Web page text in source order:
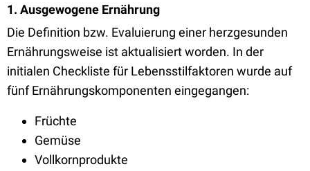
1. Ausgewogene Ernährung
Die Definition bzw. Evaluierung einer herzgesunden
Ernährungsweise ist aktualisiert worden. In der
initialen Checkliste für Lebensstilfaktoren wurde auf
fünf Ernährungskomponenten eingegangen:
Früchte
Gemüse
Vollkornprodukte